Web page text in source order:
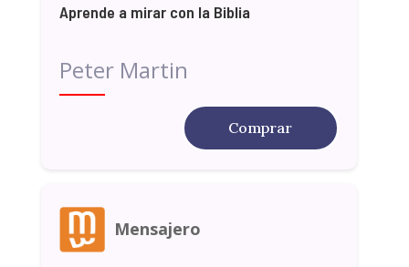
Aprende a mirar con la Biblia
Peter Martin
Comprar
Mensajero